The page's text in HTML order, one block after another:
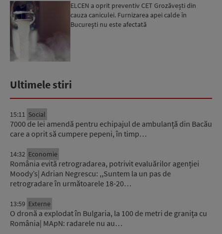
ELCEN a oprit preventiv CET Grozăvești din
cauza caniculei. Furnizarea apei calde în
Bucureşti nu este afectată
Ultimele stiri
15:11 Social
7000 de lei amendă pentru echipajul de ambulanță din Bacău
care a oprit să cumpere pepeni, în timp…
14:32 Economie
România evită retrogradarea, potrivit evaluărilor agenției
Moody’s| Adrian Negrescu: ,,Suntem la un pas de
retrogradare în următoarele 18-20…
13:59 Externe
O dronă a explodat în Bulgaria, la 100 de metri de granița cu
România| MApN: radarele nu au…